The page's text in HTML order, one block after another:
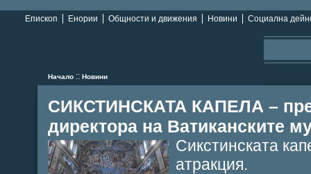
Епископ Енории Общности и движения Новини Социална
Начало :: Новини
СИКСТИНСКАТА КАПЕЛА –
директора на Ватиканските
Сикстинската
атракция.